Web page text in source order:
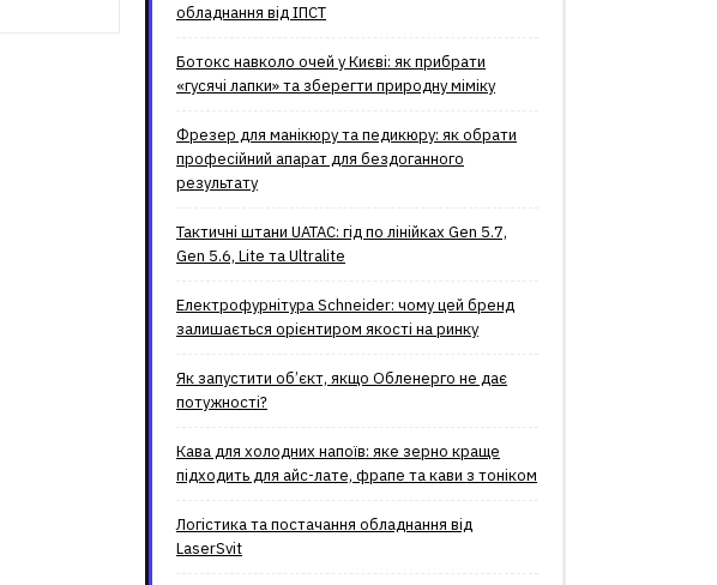
обладнання від ІПСТ
Ботокс навколо очей у Києві: як прибрати
«гусячі лапки» та зберегти природну міміку
Фрезер для манікюру та педикюру: як обрати
професійний апарат для бездоганного
результату
Тактичні штани UATAC: гід по лінійках Gen 5.7,
Gen 5.6, Lite та Ultralite
Електрофурнітура Schneider: чому цей бренд
залишається орієнтиром якості на ринку
Як запустити об’єкт, якщо Обленерго не дає
потужності?
Кава для холодних напоїв: яке зерно краще
підходить для айс-лате, фрапе та кави з тоніком
Логістика та постачання обладнання від
LaserSvit